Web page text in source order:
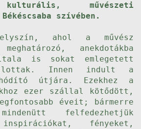
művészeti
szívében.
ahol a művész
anekdotákba
is sokat emlegetett
Innen indult a
útjára. Ezekhez a
ezer szállal kötődött,
éveit; bármerre
felfedezhetjük
fényeket,